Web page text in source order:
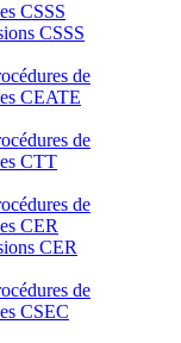
CSSS
CSSS
de
CEATE
de
CTT
de
CER
CER
de
CSEC